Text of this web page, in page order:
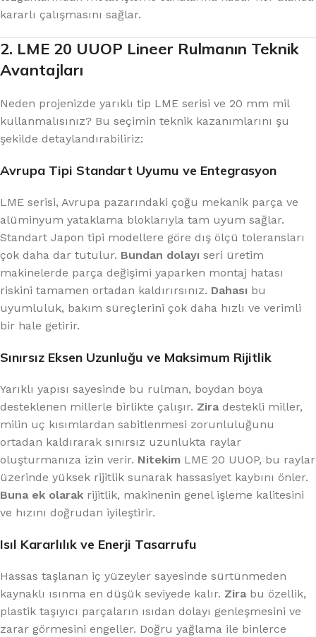
kararlı çalışmasını sağlar.
2. LME 20 UUOP Lineer Rulmanın Teknik
Avantajları
Neden projenizde yarıklı tip LME serisi ve 20 mm mil
kullanmalısınız? Bu seçimin teknik kazanımlarını şu
şekilde detaylandırabiliriz:
Avrupa Tipi Standart Uyumu ve Entegrasyon
LME serisi, Avrupa pazarındaki çoğu mekanik parça ve
alüminyum yataklama bloklarıyla tam uyum sağlar.
Standart Japon tipi modellere göre dış ölçü toleransları
çok daha dar tutulur. Bundan dolayı seri üretim
makinelerde parça değişimi yaparken montaj hatası
riskini tamamen ortadan kaldırırsınız. Dahası bu
uyumluluk, bakım süreçlerini çok daha hızlı ve verimli
bir hale getirir.
Sınırsız Eksen Uzunluğu ve Maksimum Rijitlik
Yarıklı yapısı sayesinde bu rulman, boydan boya
desteklenen millerle birlikte çalışır. Zira destekli miller,
milin uç kısımlardan sabitlenmesi zorunluluğunu
ortadan kaldırarak sınırsız uzunlukta raylar
oluşturmanıza izin verir. Nitekim LME 20 UUOP, bu raylar
üzerinde yüksek rijitlik sunarak hassasiyet kaybını önler.
Buna ek olarak rijitlik, makinenin genel işleme kalitesini
ve hızını doğrudan iyileştirir.
Isıl Kararlılık ve Enerji Tasarrufu
Hassas taşlanan iç yüzeyler sayesinde sürtünmeden
kaynaklı ısınma en düşük seviyede kalır. Zira bu özellik,
plastik taşıyıcı parçaların ısıdan dolayı genleşmesini ve
zarar görmesini engeller. Doğru yağlama ile binlerce